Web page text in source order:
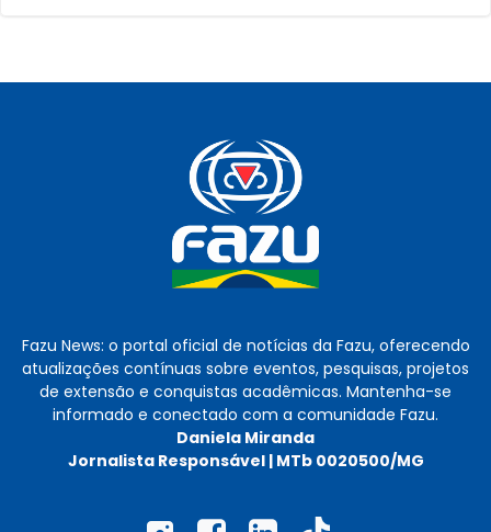
Fazu News: o portal oficial de notícias da Fazu, oferecendo
atualizações contínuas sobre eventos, pesquisas, projetos
de extensão e conquistas acadêmicas. Mantenha-se
informado e conectado com a comunidade Fazu.
Daniela Miranda
Jornalista Responsável | MTb 0020500/MG